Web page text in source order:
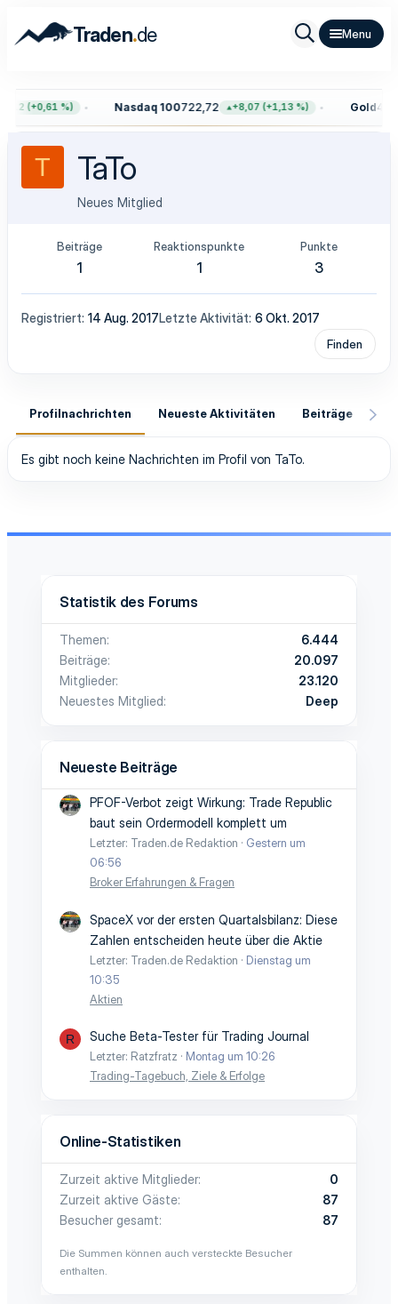
Traden.de
(+0,61 %) Nasdaq 100722,72 +8,07 (+1,13 %) Gold
T TaTo
Neues Mitglied
Beiträge
1
Reaktionspunkte
1
Punkte
3
Registriert 14 Aug. 2017Letzte Aktivität 6 Okt. 2017
Finden
Profilnachrichten Neueste Aktivitäten Beiträge
Es gibt noch keine Nachrichten im Profil von TaTo.
Statistik des Forums
Themen
6.444
Beiträge
20.097
Mitglieder
23.120
Neuestes Mitglied
Deep
Neueste Beiträge
PFOF-Verbot zeigt Wirkung: Trade Republic
baut sein Ordermodell komplett um
Letzter: Traden.de Redaktion
Gestern um
06:56
Broker Erfahrungen & Fragen
SpaceX vor der ersten Quartalsbilanz: Diese
Zahlen entscheiden heute über die Aktie
Letzter: Traden.de Redaktion
Dienstag um
10:35
Aktien
R Suche Beta-Tester für Trading Journal
Letzter: Ratzfratz
Montag um 10:26
Trading-Tagebuch, Ziele & Erfolge
Online-Statistiken
Zurzeit aktive Mitglieder
0
Zurzeit aktive Gäste
87
Besucher gesamt
87
Die Summen können auch versteckte Besucher
enthalten.